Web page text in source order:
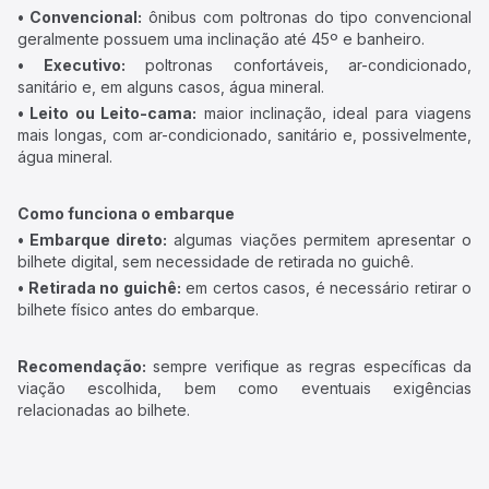
• Convencional: ônibus com poltronas do tipo convencional
geralmente possuem uma inclinação até 45º e banheiro.
• Executivo: poltronas confortáveis, ar-condicionado,
sanitário e, em alguns casos, água mineral.
• Leito ou Leito-cama: maior inclinação, ideal para viagens
mais longas, com ar-condicionado, sanitário e, possivelmente,
água mineral.
Como funciona o embarque
• Embarque direto: algumas viações permitem apresentar o
bilhete digital, sem necessidade de retirada no guichê.
• Retirada no guichê: em certos casos, é necessário retirar o
bilhete físico antes do embarque.
Recomendação: sempre verifique as regras específicas da
viação escolhida, bem como eventuais exigências
relacionadas ao bilhete.